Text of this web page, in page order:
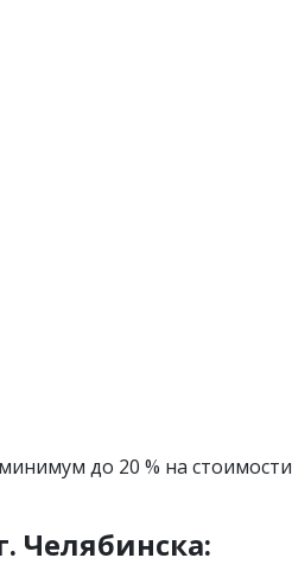
до 20 % на стоимости
Челябинска: